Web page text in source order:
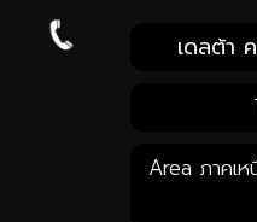
เดลต้า
Area ภาค